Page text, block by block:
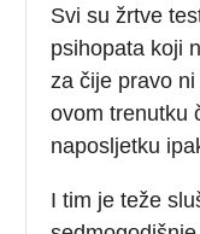
Svi su žrtve
psihopata koji
za čije pravo
ovom trenutku
naposljetku
I tim je teže